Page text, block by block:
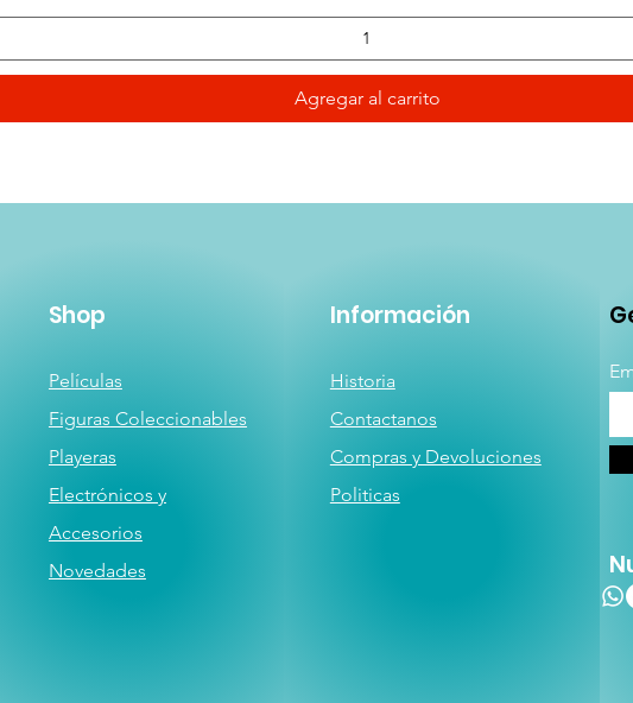
Agregar al carrito
Shop
Películas
Figuras Coleccionables
Playeras
Electrónicos y
Accesorios
Novedades
Información
Historia
Contactanos
Compras y Devoluciones
Politicas
N